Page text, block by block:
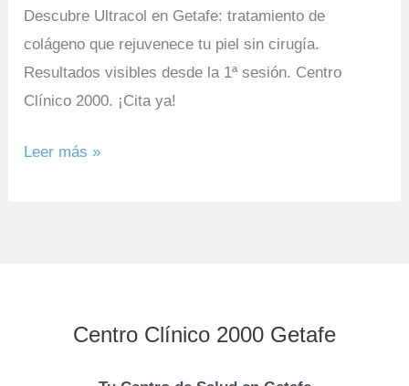
Descubre Ultracol en Getafe: tratamiento de
colágeno que rejuvenece tu piel sin cirugía.
Resultados visibles desde la 1ª sesión. Centro
Clínico 2000. ¡Cita ya!
Leer más »
Centro Clínico 2000 Getafe